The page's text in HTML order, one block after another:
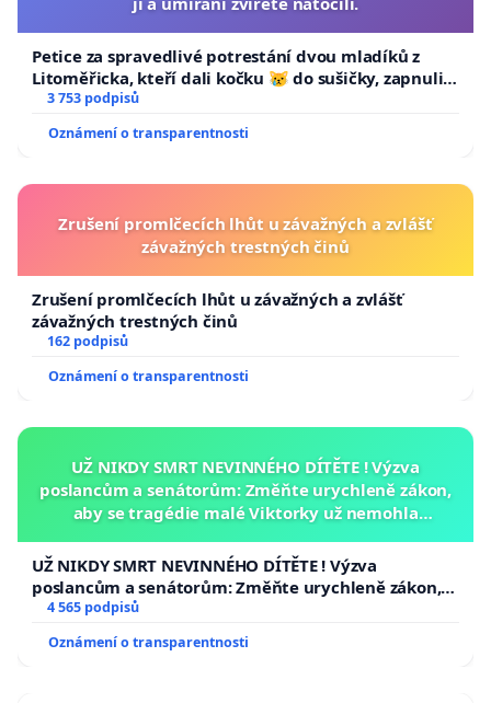
Petice za spravedlivé potrestání dvou mladíků z
Litoměřicka, kteří dali kočku 😿 do sušičky, zapnuli ji
a umírání zvířete natočili.
3 753 podpisů
Oznámení o transparentnosti
Zrušení promlčecích lhůt u závažných a zvlášť
závažných trestných činů
Zrušení promlčecích lhůt u závažných a zvlášť
závažných trestných činů
162 podpisů
Oznámení o transparentnosti
UŽ NIKDY SMRT NEVINNÉHO DÍTĚTE ! Výzva
poslancům a senátorům: Změňte urychleně zákon,
aby se tragédie malé Viktorky už nemohla
UŽ NIKDY SMRT NEVINNÉHO DÍTĚTE ! Výzva
poslancům a senátorům: Změňte urychleně zákon,
aby se tragédie malé Viktorky už nemohla opakovat!
4 565 podpisů
Oznámení o transparentnosti